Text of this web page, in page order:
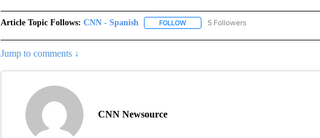
Article Topic Follows: CNN - Spanish FOLLOWFOLLOW "CNN - SPANISH" TO RECEIVE
5 Followers
Jump to comments ↓
CNN Newsource